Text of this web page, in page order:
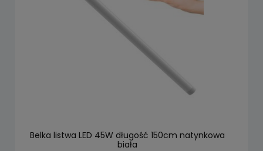
Belka listwa LED 45W długość 150cm natynkowa
biała